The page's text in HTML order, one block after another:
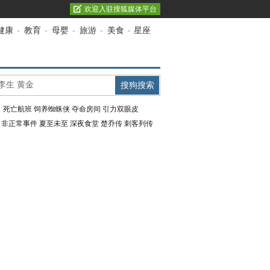
欢迎入驻搜狐媒体平台
康 - 教育 - 母婴 - 旅游 - 美食 - 星座
死亡航班 饲养蜘蛛侠 夺命房间 引力双眼皮
非正常事件 夏至未至 深夜食堂 楚乔传 刺客列传